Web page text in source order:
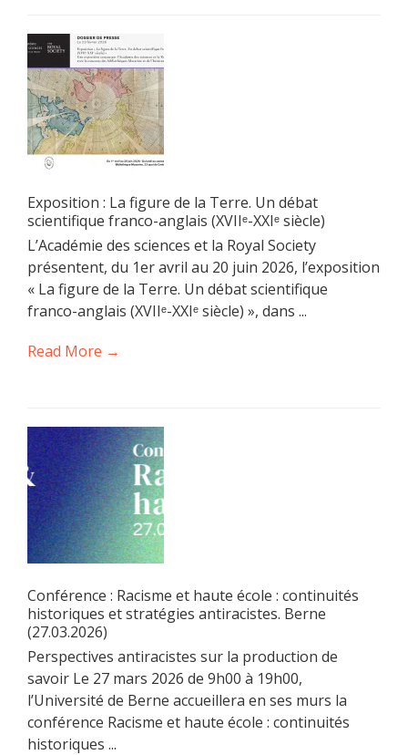
Exposition : La figure de la Terre. Un débat
scientifique franco-anglais (XVIIᵉ-XXIᵉ siècle)
L’Académie des sciences et la Royal Society
présentent, du 1er avril au 20 juin 2026, l’exposition
« La figure de la Terre. Un débat scientifique
franco-anglais (XVIIᵉ-XXIᵉ siècle) », dans ...
Read More →
Conférence : Racisme et haute école : continuités
historiques et stratégies antiracistes. Berne
(27.03.2026)
Perspectives antiracistes sur la production de
savoir Le 27 mars 2026 de 9h00 à 19h00,
l’Université de Berne accueillera en ses murs la
conférence Racisme et haute école : continuités
historiques ...